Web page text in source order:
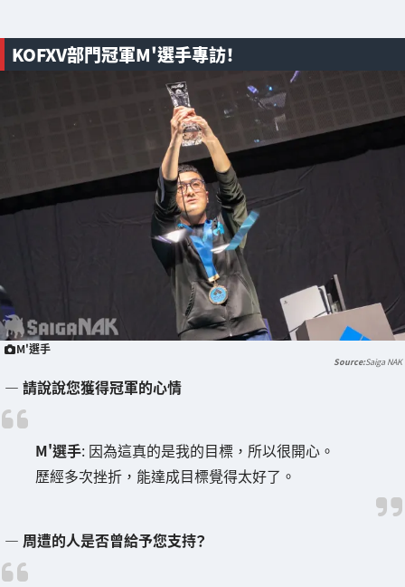
KOFXV部門冠軍M'選手專訪！
M'選手
Saiga NAK
― 請說說您獲得冠軍的心情
M'選手: 因為這真的是我的目標，所以很開心。
歷經多次挫折，能達成目標覺得太好了。
― 周遭的人是否曾給予您支持？